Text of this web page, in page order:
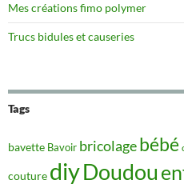
Mes créations fimo polymer
Trucs bidules et causeries
Tags
bavette Bavoir bricolagebébé
couture diyDoudou